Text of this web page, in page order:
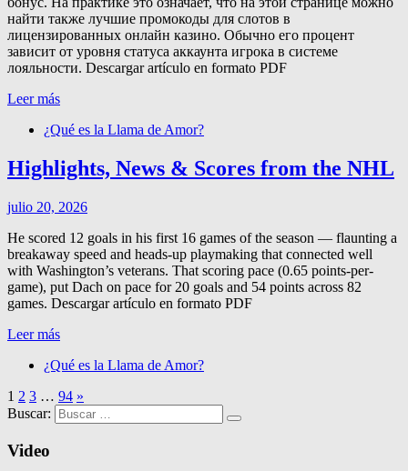
найти также лучшие промокоды для слотов в
лицензированных онлайн казино. Обычно его процент
зависит от уровня статуса аккаунта игрока в системе
лояльности. Descargar artículo en formato PDF
Leer más
¿Qué es la Llama de Amor?
Highlights, News & Scores from the NHL
julio 20, 2026
He scored 12 goals in his first 16 games of the season — flaunting a
breakaway speed and heads-up playmaking that connected well
with Washington’s veterans. That scoring pace (0.65 points-per-
game), put Dach on pace for 20 goals and 54 points across 82
games. Descargar artículo en formato PDF
Leer más
¿Qué es la Llama de Amor?
1 2 3 … 94 »
Buscar:
Video